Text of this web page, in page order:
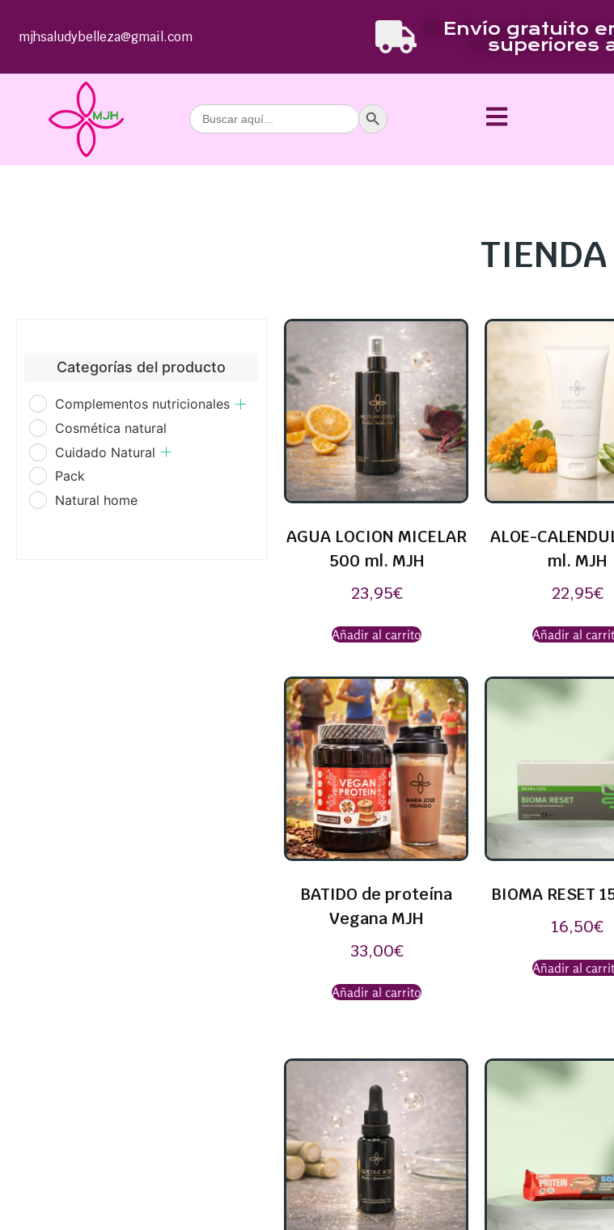
mjhsaludybelleza@gmail.com Envío gratuito
superiores
Buscar: Botón de búsqueda
TIENDA
Categorías del producto
Complementos nutricionales
Cosmética natural
Cuidado Natural
Pack
Natural home
AGUA LOCION MICELAR
500 ml. MJH
23,95€
Añadir al carrito
ALOE-
ml. MJH
22,95€
Añadir al
BATIDO de proteína
Vegana MJH
33,00€
Añadir al carrito
BIOMA RESET
16,50€
Añadir al